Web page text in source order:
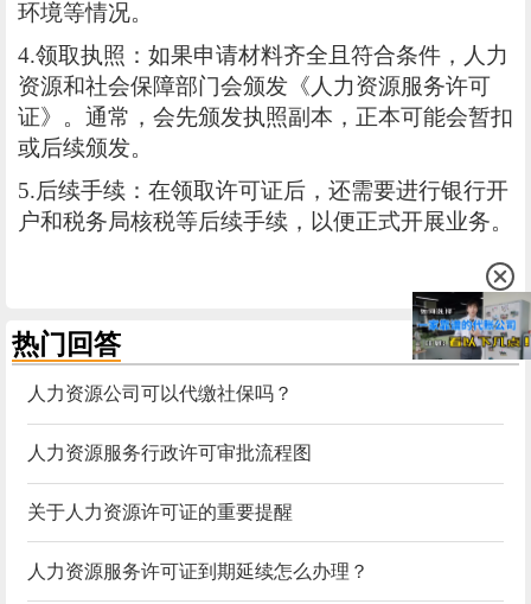
环境等情况。
4.领取执照：如果申请材料齐全且符合条件，人力
资源和社会保障部门会颁发《人力资源服务许可
证》。通常，会先颁发执照副本，正本可能会暂扣
或后续颁发。
5.后续手续：在领取许可证后，还需要进行银行开
户和税务局核税等后续手续，以便正式开展业务。
更多
热门回答
人力资源公司可以代缴社保吗？
人力资源服务行政许可审批流程图
关于人力资源许可证的重要提醒
人力资源服务许可证到期延续怎么办理？